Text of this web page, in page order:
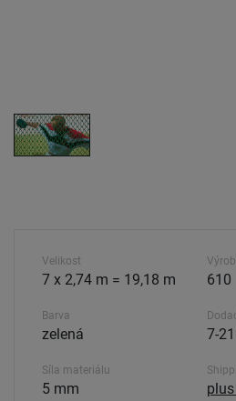
Velikost
7 x 2,74 m = 19,18 m
Barva
zelená
Síla materiálu
5 mm
610
7-